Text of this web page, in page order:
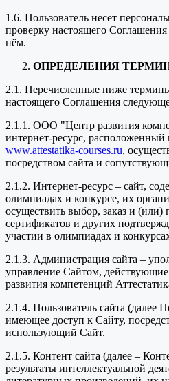
1.6. Пользователь несет
проверку настоящего
нём.
ОПРЕДЕЛЕНИЯ
2.1. Перечисленные ниже
настоящего Соглашения
2.1.1. ООО "Центр развития
интернет-ресурс,
www.attestatika-courses.ru,
посредством сайта и
2.1.2. Интернет-ресурс – сайт,
олимпиадах и конкурсе, их
осуществить выбор, заказ и (или)
сертификатов и других
участии в олимпиадах и
2.1.3. Администрация сайта –
управление Сайтом,
развития компетенций
2.1.4. Пользователь сайта (далее
имеющее доступ к Сайту,
использующий Сайт.
2.1.5. Контент сайта (далее –
результаты интеллектуальной